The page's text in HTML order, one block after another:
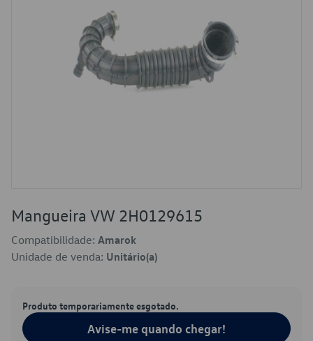
Mangueira VW 2H0129615
Compatibilidade: Amarok
Unidade de venda: Unitário(a)
Produto temporariamente esgotado.
Avise-me quando chegar!